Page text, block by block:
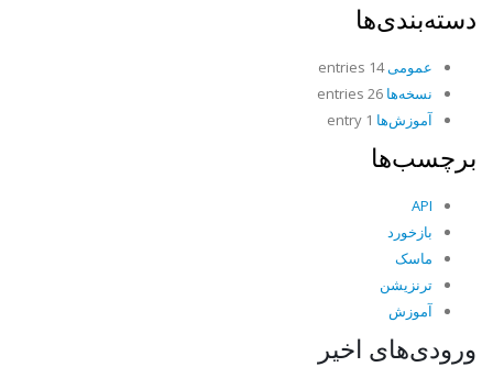
دسته‌بندی‌ها
عمومی14 entries
نسخه‌ها
آموزش‌ها
برچسب‌ها
API
بازخورد
ماسک
ترنزیشن
آموزش
ورودی‌های اخیر